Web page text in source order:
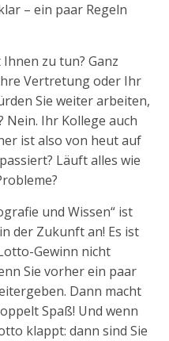
– ein paar Regeln
zu tun? Ganz
Vertretung oder Ihr
Sie weiter arbeiten,
Nein. Ihr Kollege auch
ist also von heut auf
Läuft alles wie
und Wissen“ ist
der Zukunft an! Es ist
Gewinn nicht
Sie vorher ein paar
Dann macht
Spaß! Und wenn
klappt: dann sind Sie